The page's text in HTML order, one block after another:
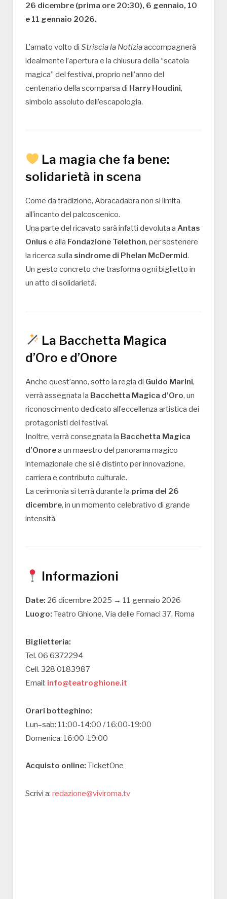
26 dicembre (prima ore 20:30), 6 gennaio, 10
e 11 gennaio 2026.
L’amato volto di Striscia la Notiziaaccompagnerà
idealmente l’apertura e la chiusura della “scatola
magica” del festival, proprio nell’anno del
centenario della scomparsa di Harry Houdini,
simbolo assoluto dell’escapologia.
La magia che fa bene:
solidarietà in scena
Come da tradizione, Abracadabra non si limita
all’incanto del palcoscenico.
Una parte del ricavato sarà infatti devoluta a Antas
Onlus e alla Fondazione Telethon, per sostenere
la ricerca sulla sindrome di Phelan McDermid.
Un gesto concreto che trasforma ogni biglietto in
un atto di solidarietà.
La Bacchetta Magica
d’Oro e d’Onore
Anche quest’anno, sotto la regia di Guido Marini,
verrà assegnata la Bacchetta Magica d’Oro, un
riconoscimento dedicato all’eccellenza artistica dei
protagonisti del festival.
Inoltre, verrà consegnata la Bacchetta Magica
d’Onorea un maestro del panorama magico
internazionale che si è distinto per innovazione,
carriera e contributo culturale.
La cerimonia si terrà durante la prima del 26
dicembre, in un momento celebrativo di grande
intensità.
Informazioni
Date: 26 dicembre 2025 → 11 gennaio 2026
Luogo: Teatro Ghione, Via delle Fornaci 37, Roma
Biglietteria:
Tel. 06 6372294
Cell. 328 0183987
Email: info@teatroghione.it
Orari botteghino:
Lun–sab: 11:00-14:00 / 16:00-19:00
Domenica: 16:00-19:00
Acquisto online: TicketOne
Scrivi a: redazione@viviroma.tv